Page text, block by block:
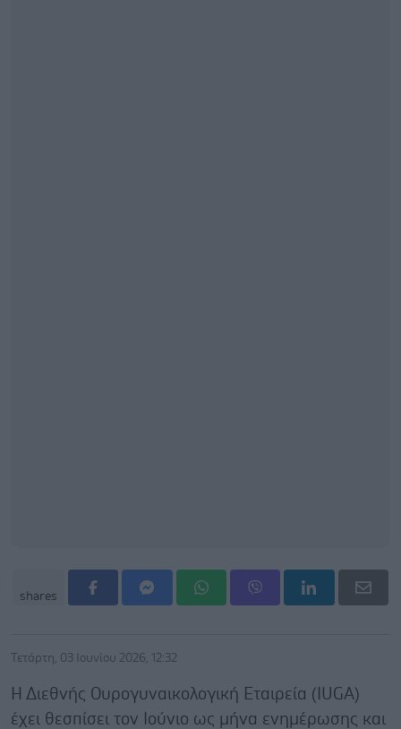
shares
Τετάρτη, 03 Ιουνίου 2026, 12:32
Η Διεθνής Ουρογυναικολογική Εταιρεία (IUGA)
έχει θεσπίσει τον Ιούνιο ως μήνα ενημέρωσης και